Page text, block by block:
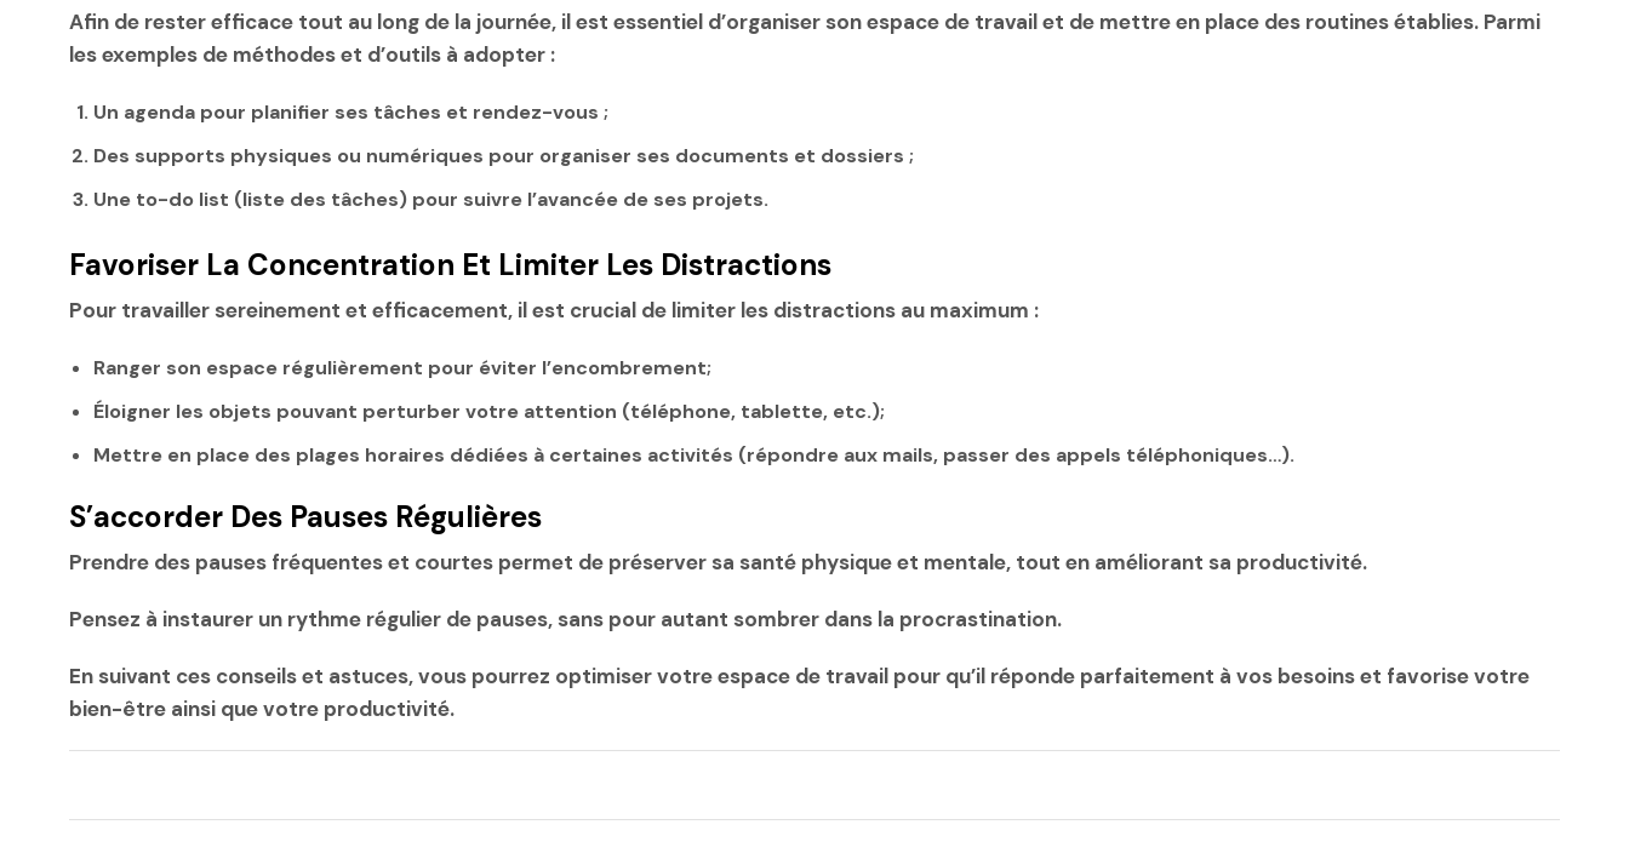
Afin de rester efficace tout au long de la journée, il est essentiel d’organiser son espace de travail et de mettre en place des routines établies. Parmi
les exemples de méthodes et d’outils à adopter :
Un agenda pour planifier ses tâches et rendez-vous ;
Des supports physiques ou numériques pour organiser ses documents et dossiers ;
Une to-do list (liste des tâches) pour suivre l’avancée de ses projets.
Favoriser La Concentration Et Limiter Les Distractions
Pour travailler sereinement et efficacement, il est crucial de limiter les distractions au maximum :
Ranger son espace régulièrement pour éviter l’encombrement;
Éloigner les objets pouvant perturber votre attention (téléphone, tablette, etc.);
Mettre en place des plages horaires dédiées à certaines activités (répondre aux mails, passer des appels téléphoniques…).
S’accorder Des Pauses Régulières
Prendre des pauses fréquentes et courtes permet de préserver sa santé physique et mentale, tout en améliorant sa productivité.
Pensez à instaurer un rythme régulier de pauses, sans pour autant sombrer dans la procrastination.
En suivant ces conseils et astuces, vous pourrez optimiser votre espace de travail pour qu’il réponde parfaitement à vos besoins et favorise votre
bien-être ainsi que votre productivité.